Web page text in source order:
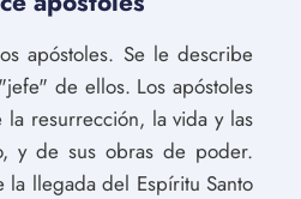
apóstoles. Se le describe
de ellos. Los apóstoles
resurrección, la vida y las
y de sus obras de poder.
la llegada del Espíritu Santo